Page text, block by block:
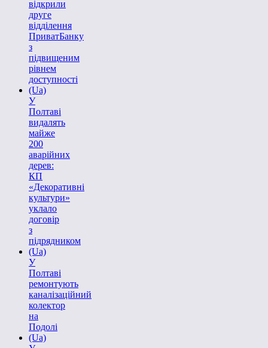
відкрили
друге
відділення
ПриватБанку
з
підвищеним
рівнем
доступності
(Ua)
У
Полтаві
видалять
майже
200
аварійних
дерев:
КП
«Декоративні
культури»
уклало
договір
з
підрядником
(Ua)
У
Полтаві
ремонтують
каналізаційний
колектор
на
Подолі
(Ua)